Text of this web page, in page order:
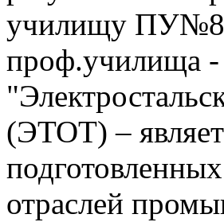
училищу
(ЭТОТ) –
отраслей